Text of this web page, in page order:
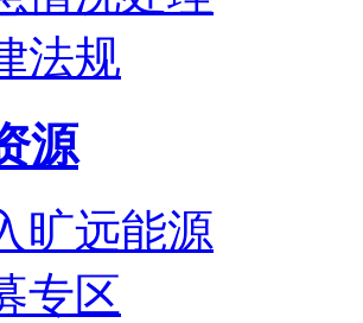
法规
源
旷远能源
专区